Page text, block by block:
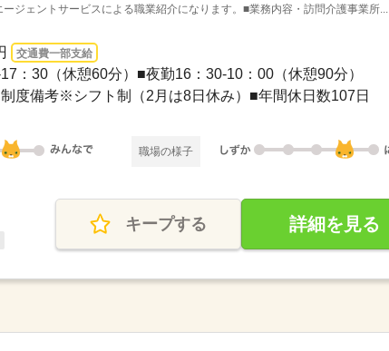
ジェントサービスによる職業紹介になります。■業務内容・訪問介護事業所...
交通費一部支給
：30（休憩60分）■夜勤16：30-10：00（休憩90分）
度備考※シフト制（2月は8日休み）■年間休日数107日
職場の様子
キープする 詳細を見る